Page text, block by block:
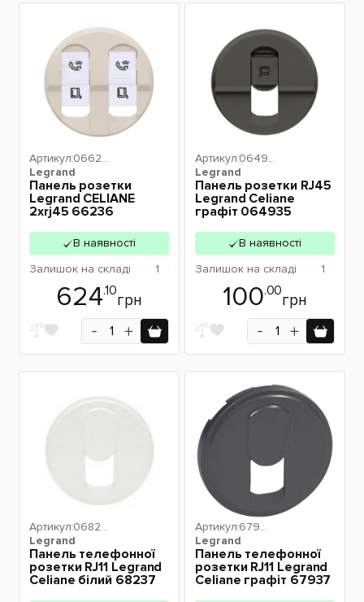
Legrand
Артикул:06623
6
Панель розетки
Legrand CELIANE
2хrj45 66236
В наявності
Залишок на складі 1
624.10
грн
Legrand
Артикул:06493
5
Панель розетки RJ45
Legrand Celiane
графіт 064935
В наявності
Залишок на складі 1
100.00
грн
Legrand
Артикул:06823
7
Панель телефонної
розетки RJ11 Legrand
Celiane білий 68237
Legrand
Артикул:6793
7
Панель телефонної
розетки RJ11 Legrand
Celiane графіт 67937